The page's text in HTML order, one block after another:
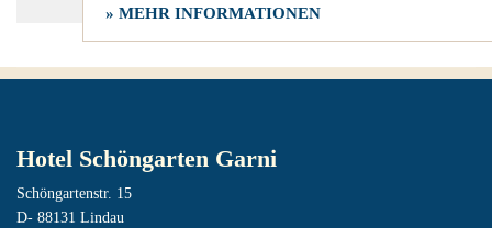
» MEHR INFORMATIONEN
Hotel Schöngarten Garni
Schöngartenstr. 15
D- 88131 Lindau